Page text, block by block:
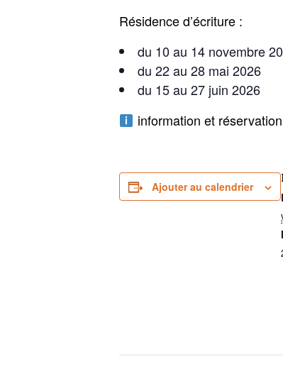
Résidence d’écriture :
du 10 au 14 novembre
du 22 au 28 mai 2026
du 15 au 27 juin 2026
information et
Ajouter au calendrier